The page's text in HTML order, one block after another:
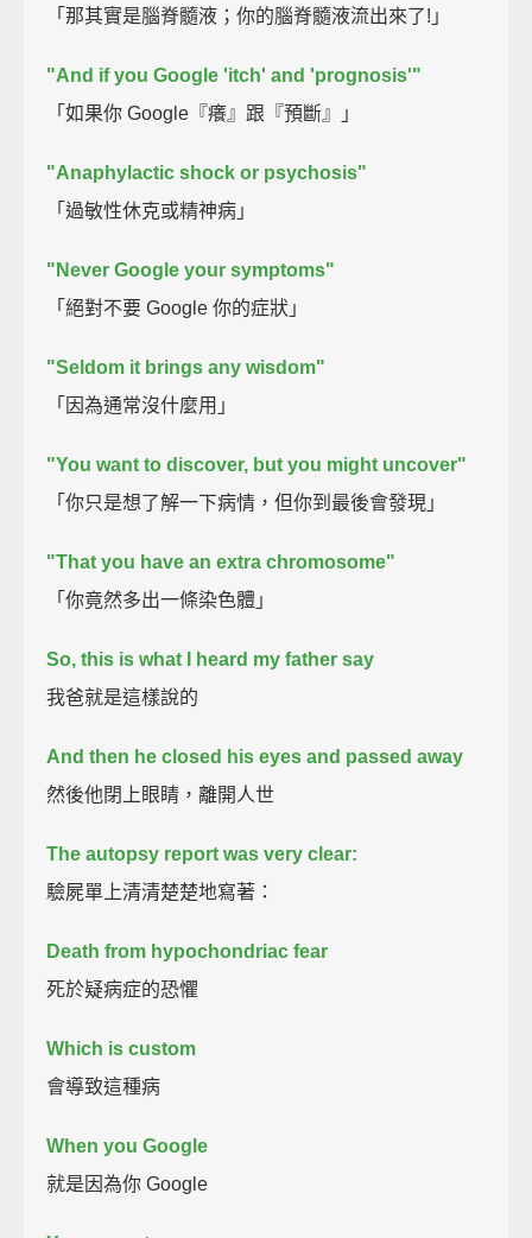
「那其實是腦脊髓液；你的腦脊髓液流出來了!」
"And if you Google 'itch' and 'prognosis'"
「如果你 Google『癢』跟『預斷』」
"Anaphylactic shock or psychosis"
「過敏性休克或精神病」
"Never Google your symptoms"
「絕對不要 Google 你的症狀」
"Seldom it brings any wisdom"
「因為通常沒什麼用」
"You want to discover, but you might uncover"
「你只是想了解一下病情，但你到最後會發現」
"That you have an extra chromosome"
「你竟然多出一條染色體」
So, this is what I heard my father say
我爸就是這樣說的
And then he closed his eyes and passed away
然後他閉上眼睛，離開人世
The autopsy report was very clear:
驗屍單上清清楚楚地寫著：
Death from hypochondriac fear
死於疑病症的恐懼
Which is custom
會導致這種病
When you Google
就是因為你 Google